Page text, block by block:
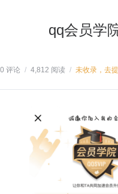
qq会员学
0 评论 / 4,812 阅读 / 未收录，去